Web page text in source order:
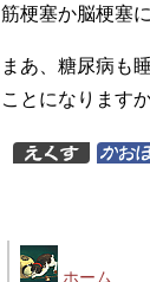
筋梗塞か脳梗塞
まあ、糖尿病も
ことになります
ホーム